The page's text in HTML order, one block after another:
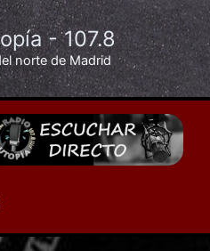
- 107.8
norte de Madrid